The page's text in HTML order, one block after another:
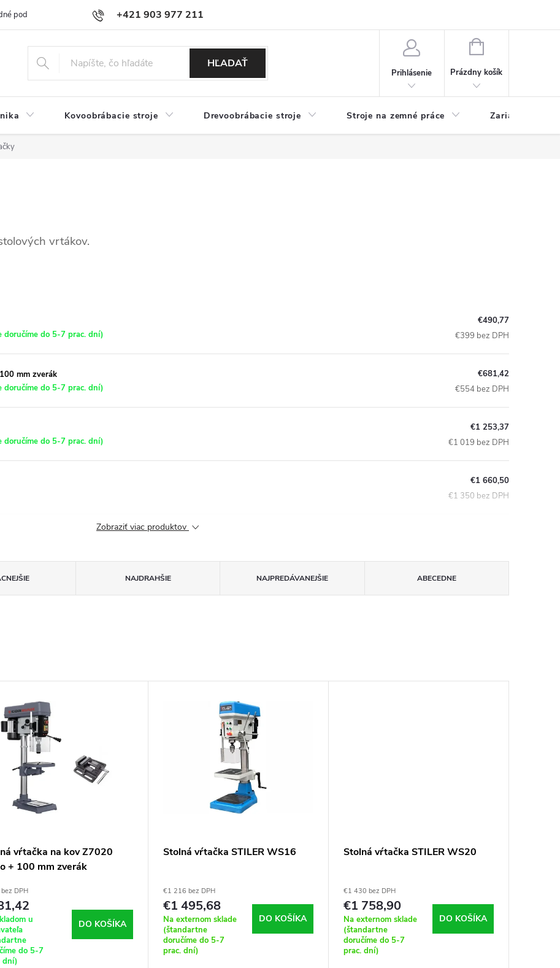
+421 903 977 211
podmienky Podmienky ochrany osobných údajov
HĽADAŤ
Prihlásenie
NÁKUPNÝ
Prázdny košík
Kovoobrábacie stroje Drevoobrábacie stroje Stroje na zemné práce Zariadenia na
vrtákov.
doručíme do 5-7 prac. dní)
€490,77
€399 bez DPH
mm zverák
doručíme do 5-7 prac. dní)
€681,42
€554 bez DPH
doručíme do 5-7 prac. dní)
€1 253,37
€1 019 bez DPH
€1 660,50
€1 350 bez DPH
Zobraziť viac produktov
NAJDRAHŠIE NAJPREDÁVANEJŠIE ABECEDNE
vŕtačka na kov Z7020
+ 100 mm zverák
DPH
u
do 5-7
dní)
DO KOŠÍKA
Stolná vŕtačka STILER WS16
€1 216 bez DPH
€1 495,68
Na externom sklade
(štandartne
doručíme do 5-7
prac. dní)
DO KOŠÍKA
Stolná vŕtačka STILER WS20
€1 430 bez DPH
€1 758,90
Na externom sklade
(štandartne
doručíme do 5-7
prac. dní)
DO KOŠÍKA